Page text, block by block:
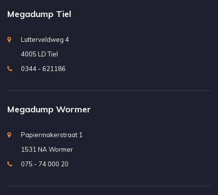
Megadump Tiel
Lutterveldweg 4
4005 LD Tiel
0344 - 621186
Megadump Wormer
Papiermakerstraat 1
1531 NA Wormer
075 - 74 000 20